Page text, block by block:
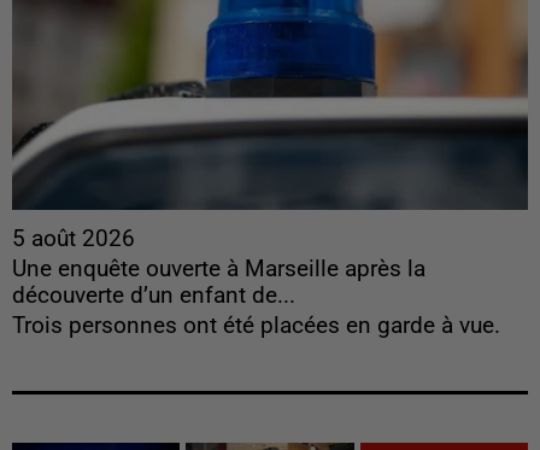
5 août 2026
Une enquête ouverte à Marseille après la
découverte d’un enfant de...
Trois personnes ont été placées en garde à vue.